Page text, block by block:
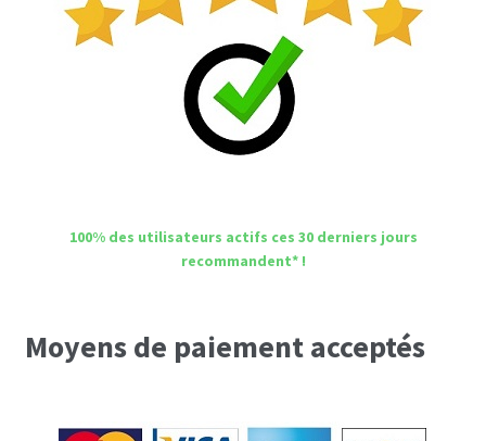
100% des utilisateurs actifs ces 30 derniers jours
recommandent* !
Moyens de paiement acceptés